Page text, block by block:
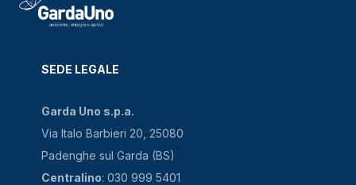
SEDE LEGALE
Garda Uno s.p.a.
Via Italo Barbieri 20, 25080
Padenghe sul Garda (BS)
Centralino: 030 999 5401